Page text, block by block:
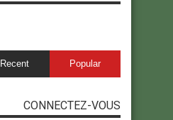
Popular
Recent
CONNECTEZ-VOUS